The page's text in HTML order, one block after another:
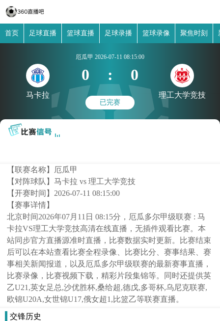
首页 足球直播 篮球直播 足球录播 篮球录像 聚焦时刻
马卡拉
厄瓜甲 2026-07-11 08:15:00
0 : 0
已完赛
理工大学竞技
【联赛名称】 厄瓜甲
【对阵球队】马卡拉 vs 理工大学竞技
【开赛时间】 2026-07-11 08:15:00
【赛事详情】
北京时间2026年07月11日 08:15分，厄瓜多尔甲级联赛 : 马
卡拉VS理工大学竞技高清在线直播，无插件观看比赛。本
站同步官方直播源准时直播，比赛数据实时更新。比赛结束
后可以在本站查看比赛全程录像、比赛比分、赛事结果、赛
事相关新闻报道，以及厄瓜多尔甲级联赛的最新赛事直播，
比赛录像，比赛视频下载，精彩片段集锦等。同时还提供英
乙U21,英女足总,沙优胜杯,桑给超,德戊,多哥杯,乌尼克联赛,
欧锦U20A,女世锦U17,俄女超1,比篮乙等联赛直播。
交锋历史